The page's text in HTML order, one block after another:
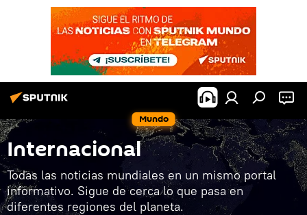
Mundo
Internacional
Todas las noticias mundiales en un mismo portal
informativo. Sigue de cerca lo que pasa en
diferentes regiones del planeta.